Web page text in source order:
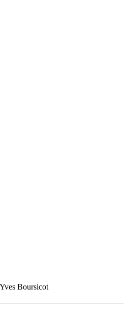
Boursicot